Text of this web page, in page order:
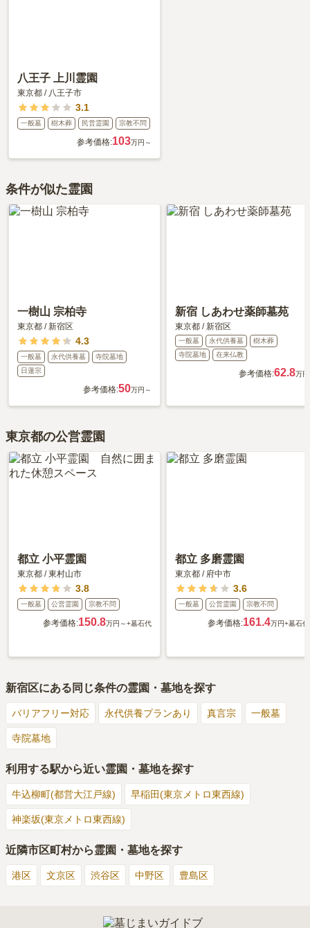
八王子 上川霊園
東京都 / 八王子市
3.1
一般墓 樹木葬 民営霊園 宗教不問
参考価格:103万円～
条件が似た霊園
一樹山 宗柏寺
東京都 /新宿区
4.3
一般墓 永代供養墓
寺院墓地
日蓮宗
参考価格:50万円～
新宿 しあわせ薬師墓苑
東京都 /新宿区
一般墓 永代供養墓
樹木葬
寺院墓地
在来仏教
参考価格:62.8万円
東京都の公営霊園
都立 小平霊園
東京都 /東村山市
3.8
一般墓 公営霊園 宗教不問
参考価格:150.8万円～+墓石代
都立 多磨霊園
東京都 / 府中市
3.6
一般墓 公営霊園 宗教不問
参考価格:161.4万円+墓石代
新宿区にある同じ条件の霊園・墓地を探す
バリアフリー対応 永代供養プランあり 真言宗 一般墓
寺院墓地
利用する駅から近い霊園・墓地を探す
牛込柳町(都営大江戸線) 早稲田(東京メトロ東西線)
神楽坂(東京メトロ東西線)
近隣市区町村から霊園・墓地を探す
港区 文京区 渋谷区 中野区 豊島区